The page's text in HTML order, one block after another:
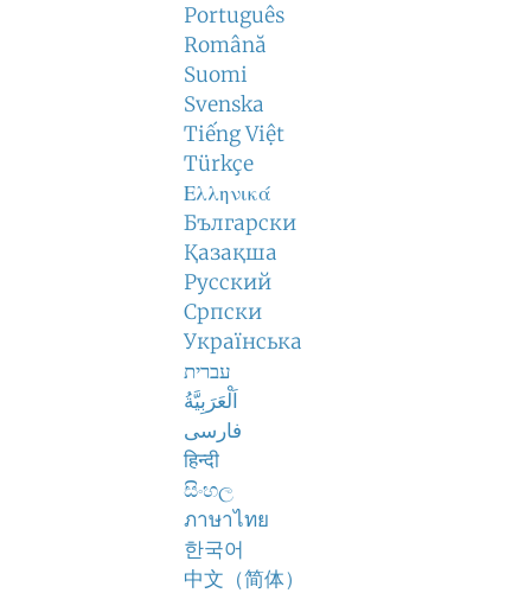
Português
Română
Suomi
Svenska
Tiếng Việt
Türkçe
Ελληνικά
Български
Қазақша
Русский
Српски
Українська
עברית
اَلْعَرَبِيَّةُ
فارسی
हिन्दी
සිංහල
ภาษาไทย
한국어
中文（简体）